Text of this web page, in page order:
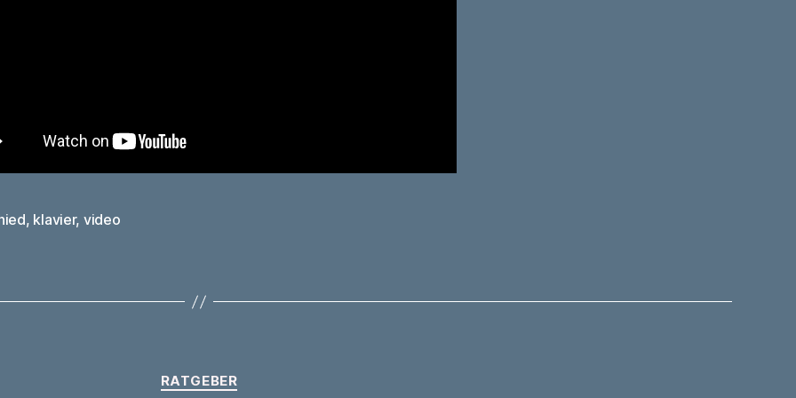
, klavier, video
Kategorien
RATGEBER